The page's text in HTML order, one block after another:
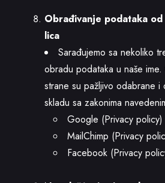
Obrađivanje podataka
lica
Sarađujemo sa nekoliko
obradu podataka u naše
strane su pažljivo odabrane i
skladu sa zakonima
Google (Privacy policy)
MailChimp (Privacy
Facebook (Privacy